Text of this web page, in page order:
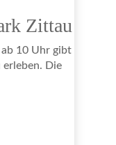
Zittau
10 Uhr gibt
erleben. Die